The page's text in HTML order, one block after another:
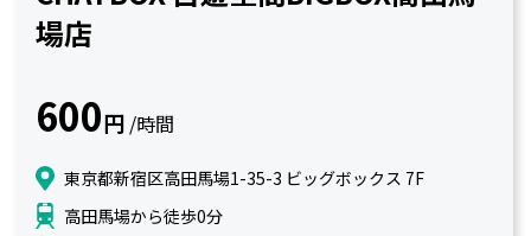
場店
600円 /時間
東京都新宿区高田馬場1-35-3 ビッグボックス 7F
高田馬場から徒歩0分